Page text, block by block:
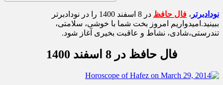
نودادبرتر ، فال حافظ
در 8 اسفند 1400 را در نودادبرتر
ببینید.امیدواریم امروز بخت شما با خوشی، سلامتی،
تندرستی،شادی، نشاط و عاقبت بخیری آغاز شود.
فال حافظ در 8 اسفند 1400